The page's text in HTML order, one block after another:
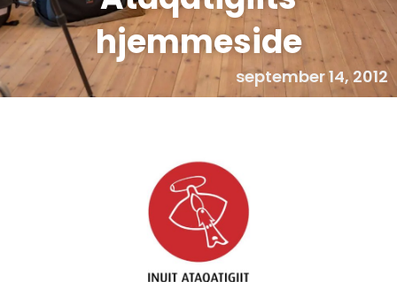
hjemmeside
september 14, 2012